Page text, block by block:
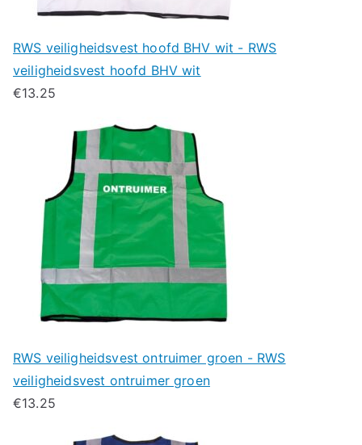
RWS veiligheidsvest hoofd BHV wit - RWS
veiligheidsvest hoofd BHV wit
€13.25
RWS veiligheidsvest ontruimer groen - RWS
veiligheidsvest ontruimer groen
€13.25